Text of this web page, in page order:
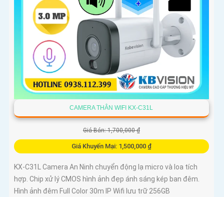
CAMERA THÂN WIFI KX-C31L
Giá Bán: 1,700,000 ₫
Giá Khuyến Mại: 1,500,000 ₫
KX-C31L Camera An Ninh chuyển động lạ micro và loa tích
hợp. Chip xử lý CMOS hình ảnh đẹp ánh sáng kép ban đêm.
Hình ảnh đêm Full Color 30m IP Wifi lưu trữ 256GB